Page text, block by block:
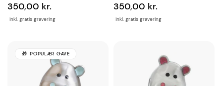
inkl. gratis gravering
350,00 kr.
inkl. gratis gravering
350,00 kr.
POPULÆR GAVE